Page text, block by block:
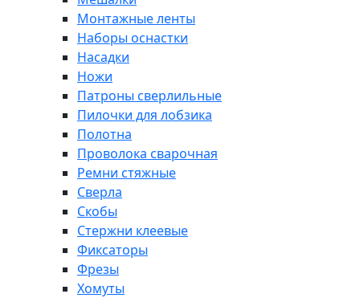
Монтажные ленты
Наборы оснастки
Насадки
Ножи
Патроны сверлильные
Пилочки для лобзика
Полотна
Проволока сварочная
Ремни стяжные
Сверла
Скобы
Стержни клеевые
Фиксаторы
Фрезы
Хомуты